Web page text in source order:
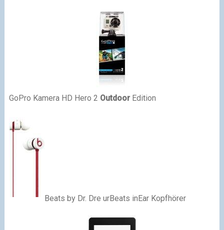
GoPro Kamera HD Hero 2 OutdoorEdition
Beats by Dr. Dre urBeats inEar Kopfhörer